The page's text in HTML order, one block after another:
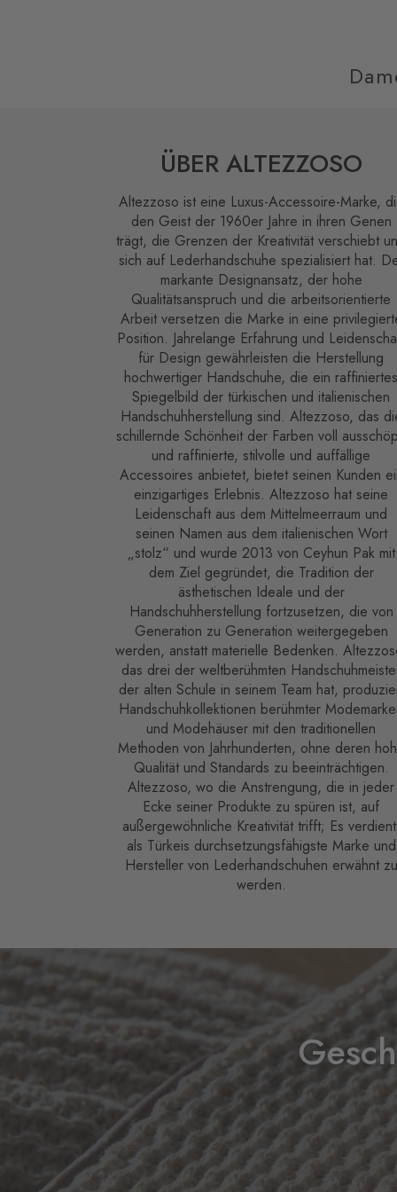
ÜBER ALTEZZOSO
Altezzoso ist eine Luxus-Accessoire-Marke,
den Geist der 1960er Jahre in ihren Genen
trägt, die Grenzen der Kreativität verschiebt
sich auf Lederhandschuhe spezialisiert hat.
markante Designansatz, der hohe
Qualitätsanspruch und die arbeitsorientierte
Arbeit versetzen die Marke in eine
Position. Jahrelange Erfahrung und
für Design gewährleisten die Herstellung
hochwertiger Handschuhe, die ein
Spiegelbild der türkischen und italienischen
Handschuhherstellung sind. Altezzoso, das
schillernde Schönheit der Farben voll
und raffinierte, stilvolle und auffällige
Accessoires anbietet, bietet seinen Kunden
einzigartiges Erlebnis. Altezzoso hat seine
Leidenschaft aus dem Mittelmeerraum und
seinen Namen aus dem italienischen Wort
„stolz“ und wurde 2013 von Ceyhun Pak mit
dem Ziel gegründet, die Tradition der
ästhetischen Ideale und der
Handschuhherstellung fortzusetzen, die von
Generation zu Generation weitergegeben
werden, anstatt materielle Bedenken.
das drei der weltberühmten
der alten Schule in seinem Team hat,
Handschuhkollektionen berühmter
und Modehäuser mit den traditionellen
Methoden von Jahrhunderten, ohne deren
Qualität und Standards zu beeinträchtigen.
Altezzoso, wo die Anstrengung, die in jeder
Ecke seiner Produkte zu spüren ist, auf
außergewöhnliche Kreativität trifft; Es
als Türkeis durchsetzungsfähigste Marke und
Hersteller von Lederhandschuhen erwähnt zu
werden.